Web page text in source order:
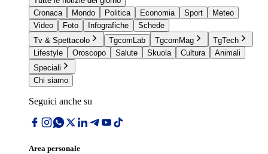
Cronaca
Mondo Politica Economia Sport
Meteo
Video
Foto Infografiche
Schede
Tv & Spettacolo
TgcomLab TgcomMag
TgTech
Lifestyle
Oroscopo Salute Skuola Cultura
Animali
Speciali
Chi siamo
Seguici anche su
Area personale